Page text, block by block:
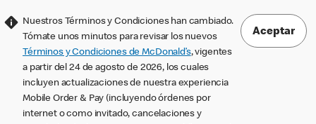
Nuestros Términos y Condiciones han cambiado.
Tómate unos minutos para revisar los nuevos
Términos y Condiciones de McDonald’s, vigentes
a partir del 24 de agosto de 2026, los cuales
incluyen actualizaciones de nuestra experiencia
Mobile Order & Pay (incluyendo órdenes por
internet o como invitado, cancelaciones y
Aceptar